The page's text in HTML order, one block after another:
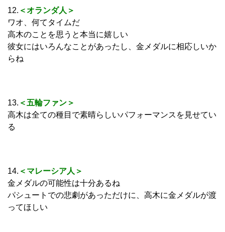
12. ＜オランダ人＞
ワオ、何てタイムだ
高木のことを思うと本当に嬉しい
彼女にはいろんなことがあったし、金メダルに相応しいか
らね
13. ＜五輪ファン＞
高木は全ての種目で素晴らしいパフォーマンスを見せてい
る
14. ＜マレーシア人＞
金メダルの可能性は十分あるね
パシュートでの悲劇があっただけに、高木に金メダルが渡
ってほしい